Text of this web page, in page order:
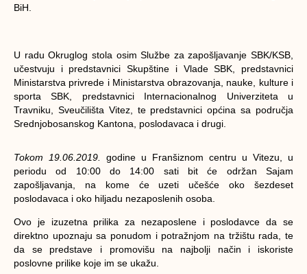
BiH.
U radu Okruglog stola osim Službe za zapošljavanje SBK/KSB,
učestvuju i predstavnici Skupštine i Vlade SBK, predstavnici
Ministarstva privrede i Ministarstva obrazovanja, nauke, kulture i
sporta SBK, predstavnici Internacionalnog Univerziteta u
Travniku, Sveučilišta Vitez, te predstavnici općina sa područja
Srednjobosanskog Kantona, poslodavaca i drugi.
Tokom 19.06.2019.
godine u Franšiznom centru u Vitezu, u
periodu od 10:00 do 14:00 sati bit će održan Sajam
zapošljavanja, na kome će uzeti učešće oko šezdeset
poslodavaca i oko hiljadu nezaposlenih osoba.
Ovo je izuzetna prilika za nezaposlene i poslodavce da se
direktno upoznaju sa ponudom i potražnjom na tržištu rada, te
da se predstave i promovišu na najbolji način i iskoriste
poslovne prilike koje im se ukažu.